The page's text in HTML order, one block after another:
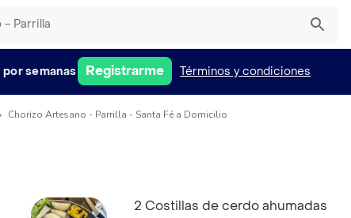
semanas Registrarme Términos y condiciones
Chorizo Artesano - Parrilla - Santa Fé a Domicilio
2 Costillas de cerdo ahumadas